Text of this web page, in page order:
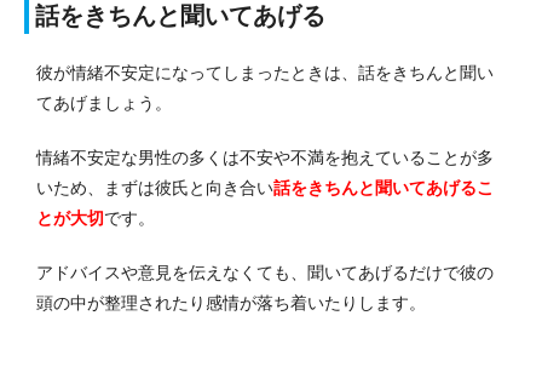
話をきちんと聞いてあげる
彼が情緒不安定になってしまったときは、 話をきちんと聞い
てあげましょう 。
情緒不安定な男性の多くは不安や不満を抱えていることが多
いため、まずは彼氏と向き合い話をきちんと聞いてあげるこ
とが大切です。
アドバイスや意見を伝えなくても、聞いてあげるだけで彼の
頭の中が整理されたり感情が落ち着いたりします。